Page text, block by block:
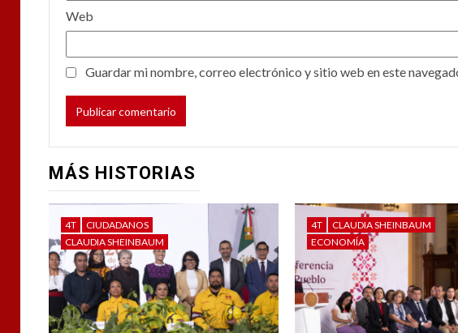
Web
Guardar mi nombre, correo electrónico y sitio web en este
MÁS HISTORIAS
4T
CIUDADANOS
CLAUDIA SHEINBAUM
4T
CLAUDIA SHEINBAUM
ECONOMÍA